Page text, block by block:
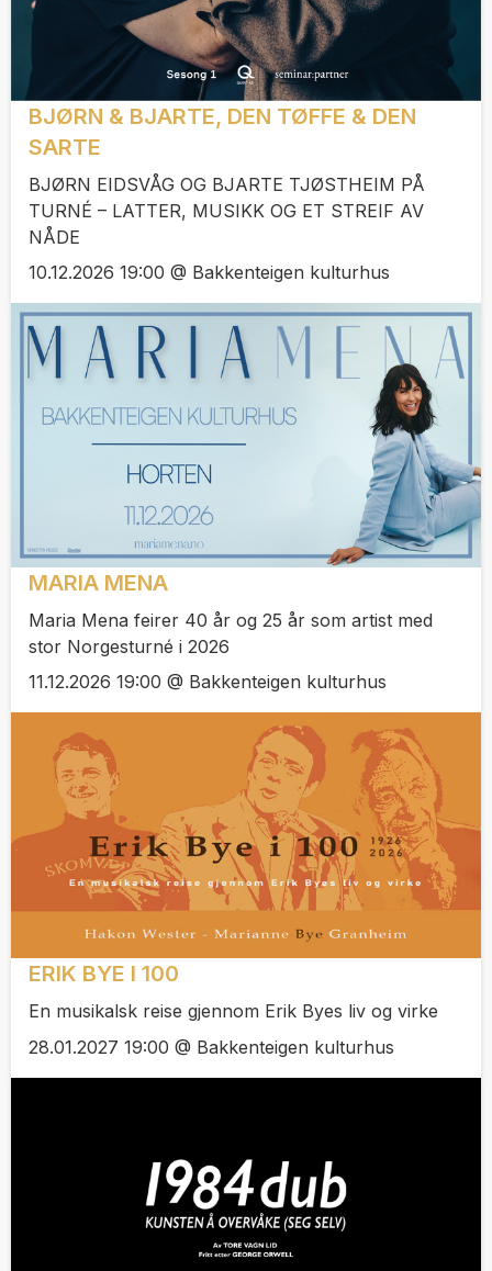
BJØRN & BJARTE, DEN TØFFE & DEN
SARTE
BJØRN EIDSVÅG OG BJARTE TJØSTHEIM PÅ
TURNÉ – LATTER, MUSIKK OG ET STREIF AV
NÅDE
10.12.2026 19:00 @ Bakkenteigen kulturhus
MARIA MENA
Maria Mena feirer 40 år og 25 år som artist med
stor Norgesturné i 2026
11.12.2026 19:00 @ Bakkenteigen kulturhus
ERIK BYE I 100
En musikalsk reise gjennom Erik Byes liv og virke
28.01.2027 19:00 @ Bakkenteigen kulturhus